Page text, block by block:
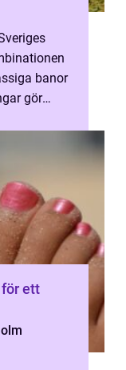
banor
gör